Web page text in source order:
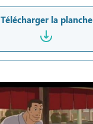
Télécharger la planche